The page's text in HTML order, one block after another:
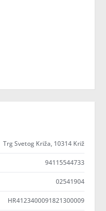
Trg Svetog Križa, 10314 Križ
94115544733
02541904
HR4123400091821300009